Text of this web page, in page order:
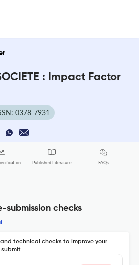
: Impact Factor
0378-7931
Published Literature FAQs
submission checks
technical checks to improve your
submit